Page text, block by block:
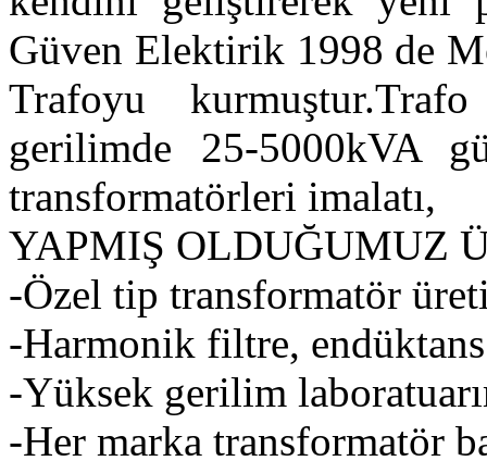
Güven Elektirik 1998 de
Trafoyu
gerilimde 25-5000kVA
transformatörleri imalatı,
YAPMIŞ OLDUĞUMUZ
-Özel tip transformatör
-Harmonik filtre,
-Yüksek gerilim
-Her marka transformatör